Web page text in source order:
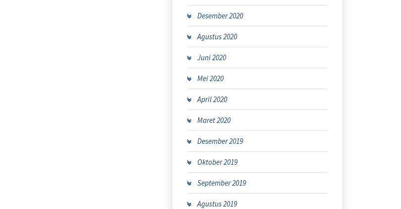
Desember 2020
Agustus 2020
Juni 2020
Mei 2020
April 2020
Maret 2020
Desember 2019
Oktober 2019
September 2019
Agustus 2019